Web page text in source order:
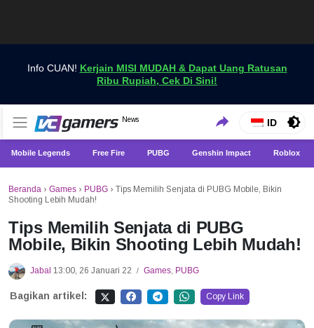
Info CUAN! Kerjain MISI MUDAH & Dapat Uang Ratusan
Ribu Rupiah, Cek Di Sini!
VCGamers News
News
Dapatkan Berita Games Terbaru Hanya di VCGamers
ID
Mobile Legends Free Fire PUBG Genshin Impact Roblox
Beranda › Games › PUBG › Tips Memilih Senjata di PUBG Mobile, Bikin
Shooting Lebih Mudah!
Tips Memilih Senjata di PUBG
Mobile, Bikin Shooting Lebih Mudah!
Jabal 13:00, 26 Januari 22 / Games, PUBG
Bagikan artikel: Copy Link